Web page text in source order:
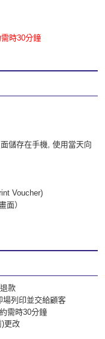
時30分鐘​
儲存在手機, 使用當天向
Voucher)
面）
款
場列印並交給顧客
需時30分鐘
更改